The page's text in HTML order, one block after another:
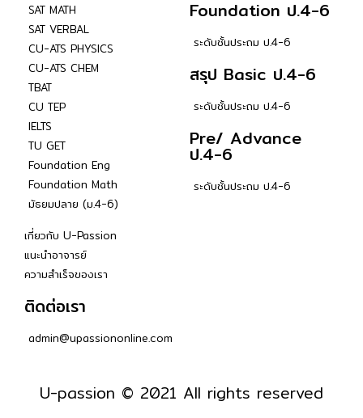
SAT MATH
SAT VERBAL
CU-ATS PHYSICS
CU-ATS CHEM
TBAT
CU TEP
IELTS
TU GET
Foundation Eng
Foundation Math
มัธยมปลาย (ม.4-6)
Foundation ป.4-6
ระดับชั้นประถม ป.4-6
สรุป Basic ป.4-6
ระดับชั้นประถม ป.4-6
Pre/ Advance
ป.4-6
ระดับชั้นประถม ป.4-6
เกี่ยวกับ U-Passion
แนะนำอาจารย์
ความสำเร็จของเรา
ติดต่อเรา
admin@upassiononline.com
U-passion © 2021 All rights reserved